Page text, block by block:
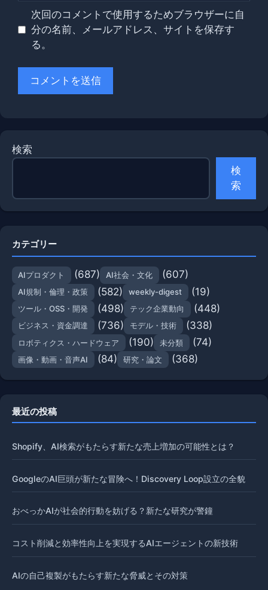
次回のコメントで使用するためブラウザーに自
分の名前、メールアドレス、サイトを保存す
る。
検索
検
索
カテゴリー
AIプロダクト (687) AI社会・文化 (607)
AI規制・倫理・政策 (582) weekly-digest (19)
ツール・OSS・開発 (498) テック企業動向 (448)
ビジネス・資金調達 (736) モデル・技術 (338)
ロボティクス・ハードウェア (190) 未分類 (74)
画像・動画・音声AI (84) 研究・論文 (368)
最近の投稿
Shopify、AI検索がもたらす新たな売上増加の可能性とは？
GoogleのAI巨頭が新たな冒険へ！Discovery Loop設立の全貌
おべっかAIが社会的行動を妨げる？新たな研究が警鐘
コスト削減と効率性向上を実現するAIエージェントの新技術
AIの自己複製がもたらす新たな脅威とその対策